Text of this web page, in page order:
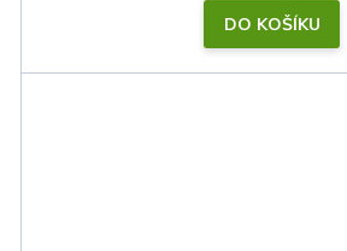
DO KOŠÍKU